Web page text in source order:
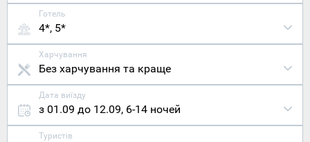
Готель
4*, 5*
Харчування
Без харчування та краще
Дата виїзду
з 01.09 до 12.09, 6-14 ночей
Туристів